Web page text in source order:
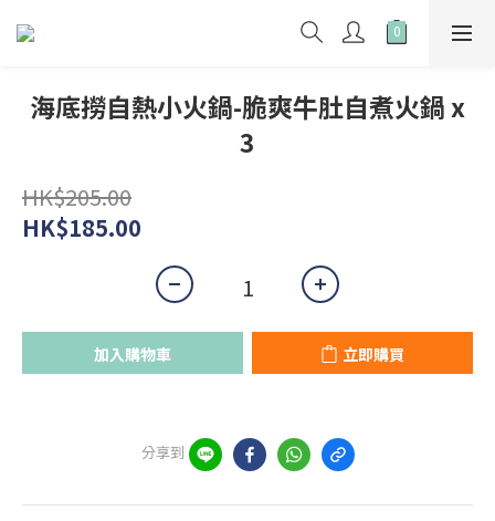
海底撈自熱小火鍋-脆爽牛肚自煮火鍋 x
3
HK$205.00
HK$185.00
加入購物車 立即購買
分享到